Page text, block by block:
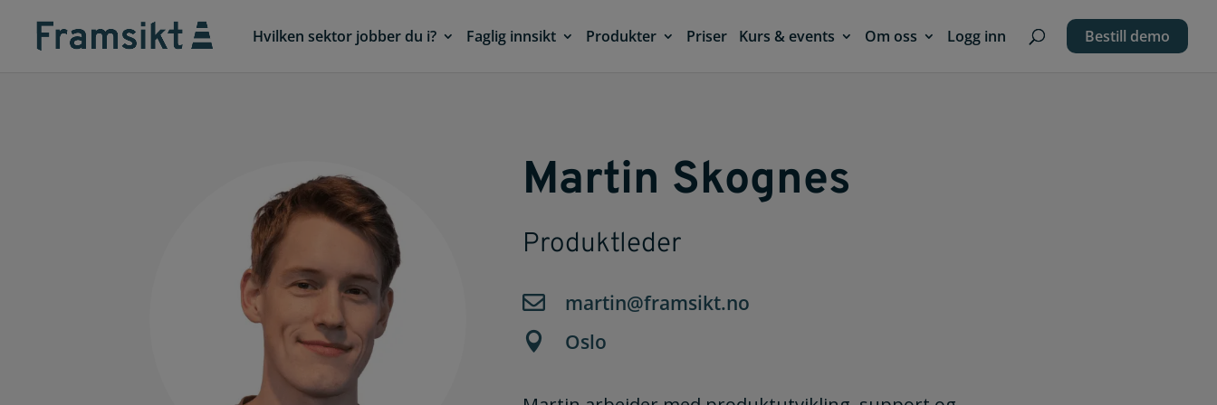
Hvilken sektor jobber du i? Faglig innsikt Produkter Priser Kurs & events Om oss Logg inn Bestill demo
Martin Skognes
Produktleder
 martin@framsikt.no
 Oslo